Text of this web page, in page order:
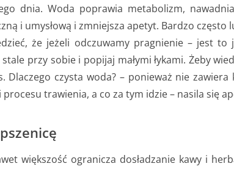
dnia. Woda poprawia metabolizm,
i umysłową i zmniejsza apetyt. Bardzo często
że jeżeli odczuwamy pragnienie – jest
przy sobie i popijaj małymi łykami. Żeby
czysta woda? – ponieważ nie
trawienia, a co za tym idzie – nasila się
większość ogranicza dosładzanie kawy i